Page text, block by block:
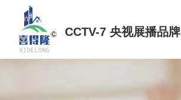
CCTV-7 央视展播品牌